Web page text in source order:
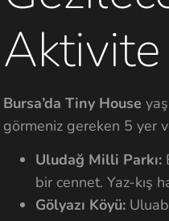
Aktivite
Bursa’da Tiny House
görmeniz gereken 5 yer
Uludağ Milli Parkı:
bir cennet. Yaz-kış
Gölyazı Köyü: